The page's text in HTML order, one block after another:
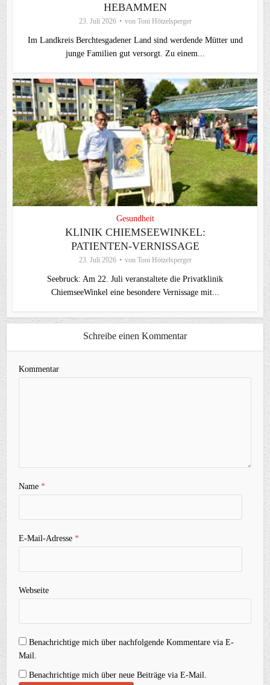
HEBAMMEN
23. Juli 2026 von Toni Hötzelsperger
Im Landkreis Berchtesgadener Land sind werdende Mütter und
junge Familien gut versorgt. Zu einem...
Gesundheit
KLINIK CHIEMSEEWINKEL:
PATIENTEN-VERNISSAGE
23. Juli 2026 von Toni Hötzelsperger
Seebruck: Am 22. Juli veranstaltete die Privatklinik
ChiemseeWinkel eine besondere Vernissage mit...
Schreibe einen Kommentar
Kommentar
Name*
E-Mail-Adresse*
Webseite
Benachrichtige mich über nachfolgende Kommentare via E-
Mail.
Benachrichtige mich über neue Beiträge via E-Mail.